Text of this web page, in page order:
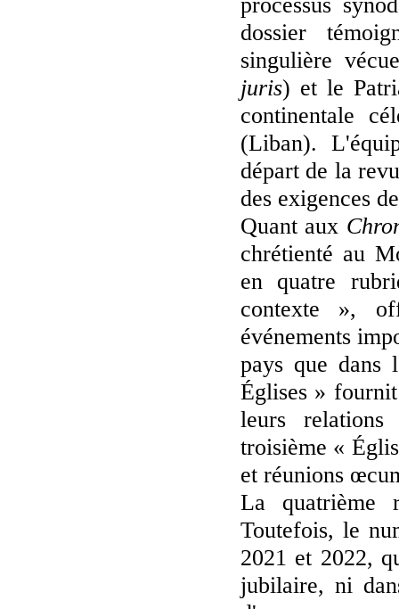
dossier
singulière
juris) et le
continentale
(Liban).
départ de la
des exigences
Quant aux
chrétienté au
en quatre
contexte »,
événements
pays que dans
Églises »
leurs
troisième «
et réunions
La quatrième
Toutefois, le
2021 et 2022,
jubilaire, ni